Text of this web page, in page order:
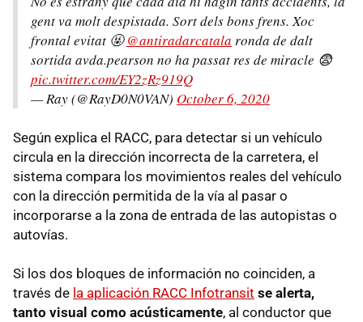
gent va molt despistada. Sort dels bons frens. Xoc
frontal evitat 🤬@antiradarcatala ronda de dalt
sortida avda.pearson no ha passat res de miracle 😨
pic.twitter.com/EY2zRz919Q
— Ray (@RayD0N0VAN) October 6, 2020
Según explica el RACC, para detectar si un vehículo
circula en la dirección incorrecta de la carretera, el
sistema compara los movimientos reales del vehículo
con la dirección permitida de la vía al pasar o
incorporarse a la zona de entrada de las autopistas o
autovías.
Si los dos bloques de información no coinciden, a
través de la aplicación RACC Infotransit se alerta,
tanto visual como acústicamente, al conductor que